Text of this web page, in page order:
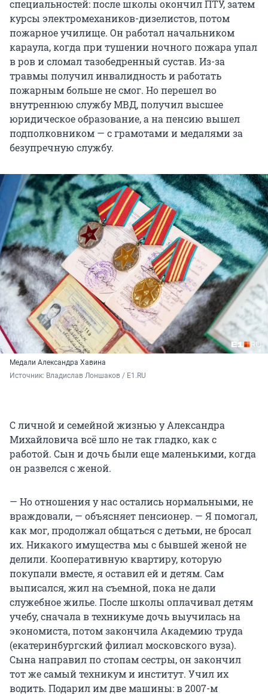
специальностей: после школы окончил ПТУ, затем
курсы электромехаников-дизелистов, потом
пожарное училище. Он работал начальником
караула, когда при тушении ночного пожара упал
в ров и сломал тазобедренный сустав. Из-за
травмы получил инвалидность и работать
пожарным больше не смог. Но перешел во
внутреннюю службу МВД, получил высшее
юридическое образование, а на пенсию вышел
подполковником — с грамотами и медалями за
безупречную службу.
Медали Александра Хавина
Источник: Владислав Лоншаков / E1.RU
С личной и семейной жизнью у Александра
Михайловича всё шло не так гладко, как с
работой. Сын и дочь были еще маленькими, когда
он развелся с женой.
— Но отношения у нас остались нормальными, не
враждовали, — объясняет пенсионер. — Я помогал,
как мог, продолжал общаться с детьми, не бросал
их. Никакого имущества мы с бывшей женой не
делили. Кооперативную квартиру, которую
покупали вместе, я оставил ей и детям. Сам
выписался, жил на съемной, пока не дали
служебное жилье. После школы оплачивал детям
учебу, сначала в техникуме дочь выучилась на
экономиста, потом закончила Академию труда
(екатеринбургский филиал московского вуза).
Сына направил по стопам сестры, он закончил
тот же самый техникум и институт. Учил их
водить. Подарил им две машины: в 2007-м